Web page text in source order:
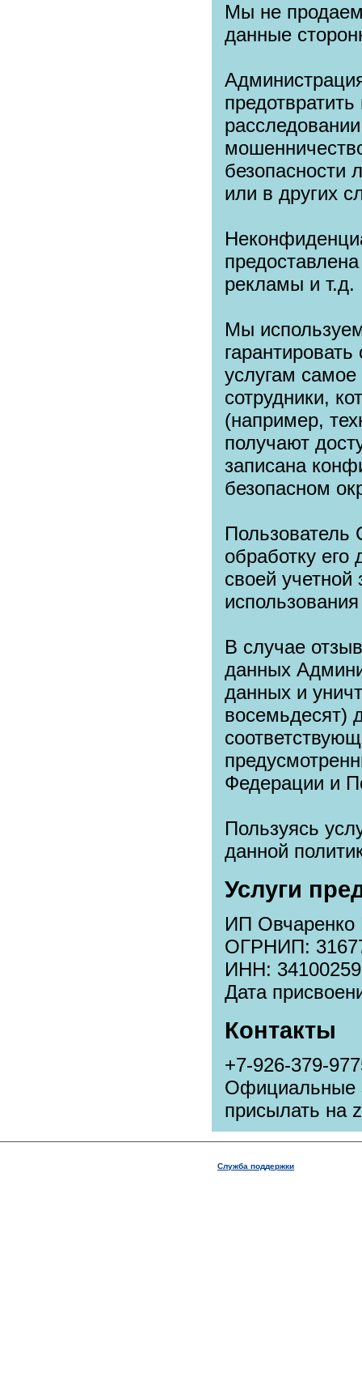
Мы не
данные
безопасности
или в других
рекламы и т.д.
Мы
услугам
сотрудники,
(например,
получают
записана
безопасном
Пользователь
обработку его
своей
В случае
данных
данных и
восемьдесят)
Федерации и
Пользуясь
данной
Услуги
ИП Овчаренко
ОГРНИП:
ИНН:
Дата
Контакты
+7-926-379-
Официальные
присылать на
Служба поддержки